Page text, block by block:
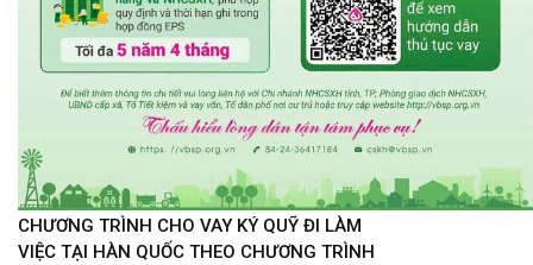
CHƯƠNG TRÌNH CHO VAY KÝ QUỸ ĐI LÀM
VIỆC TẠI HÀN QUỐC THEO CHƯƠNG TRÌNH